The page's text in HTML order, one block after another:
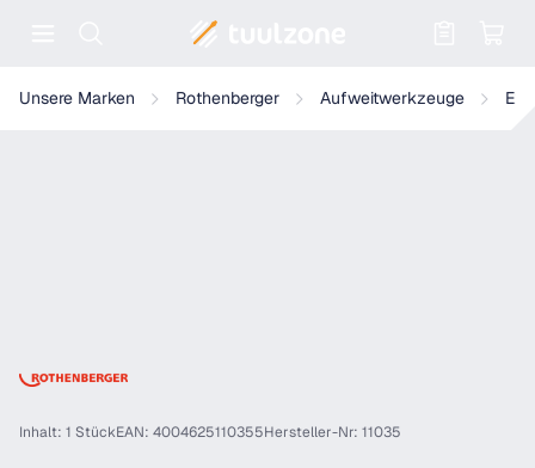
Unsere Marken Rothenberger Aufweitwerkzeuge
Rothenberger Expanderkopf 35x1,6=1.3/8" Standard
Inhalt: 1 StückEAN: 4004625110355Hersteller-Nr: 11035